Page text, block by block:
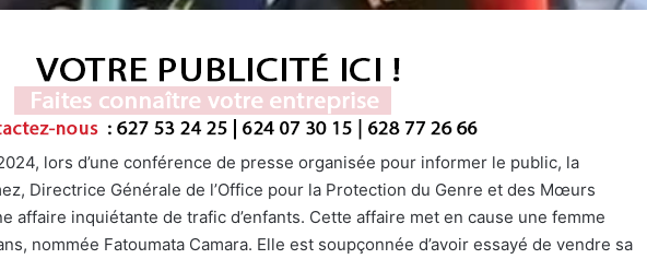
lors d’une conférence de presse organisée pour informer le public, la
Directrice Générale de l’Office pour la Protection du Genre et des Mœurs
affaire inquiétante de trafic d’enfants. Cette affaire met en cause une femme
nommée Fatoumata Camara. Elle est soupçonnée d’avoir essayé de vendre sa